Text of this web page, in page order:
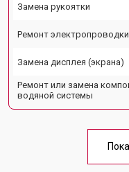
Замена рукоятки
Ремонт электропроводки
Замена дисплея (экрана)
Ремонт или замена
водяной системы